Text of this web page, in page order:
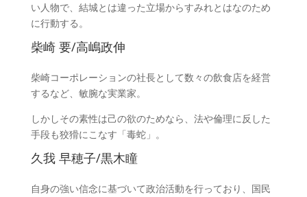
い人物で、結城とは違った立場からすみれとはなのため
に行動する。
柴崎 要/高嶋政伸
柴崎コーポレーションの社長として数々の飲食店を経営
するなど、敏腕な実業家。
しかしその素性は己の欲のためなら、法や倫理に反した
手段も狡猾にこなす「毒蛇」。
久我 早穂子/黒木瞳
自身の強い信念に基づいて政治活動を行っており、国民